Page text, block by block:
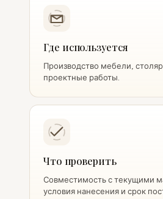
Где используется
Производство мебели,
проектные работы.
Что проверить
Совместимость с текущими
условия нанесения и срок